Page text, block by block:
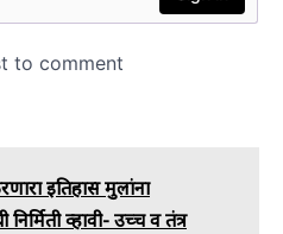
इतिहास मुलांना
व्हावी- उच्च व तंत्र